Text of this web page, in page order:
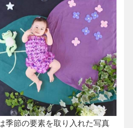
季節の要素を取り入れた写真